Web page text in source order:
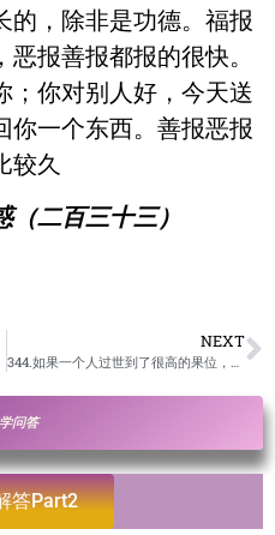
的，除非是功德。福报
报善报都报的很快。
；你对别人好，今天送
你一个东西。善报恶报
较久
二百三十三）
NEXT
问答
答Part2